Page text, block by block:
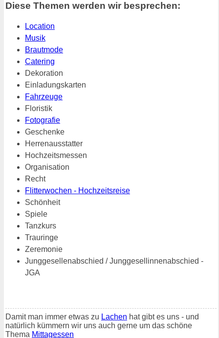
Diese Themen werden wir besprechen:
Location
Musik
Brautmode
Catering
Dekoration
Einladungskarten
Fahrzeuge
Floristik
Fotografie
Geschenke
Herrenausstatter
Hochzeitsmessen
Organisation
Recht
Flitterwochen - Hochzeitsreise
Schönheit
Spiele
Tanzkurs
Trauringe
Zeremonie
Junggesellenabschied / Junggesellinnenabschied -
JGA
Damit man immer etwas zu Lachen hat gibt es uns - und
natürlich kümmern wir uns auch gerne um das schöne
Thema Mittagessen